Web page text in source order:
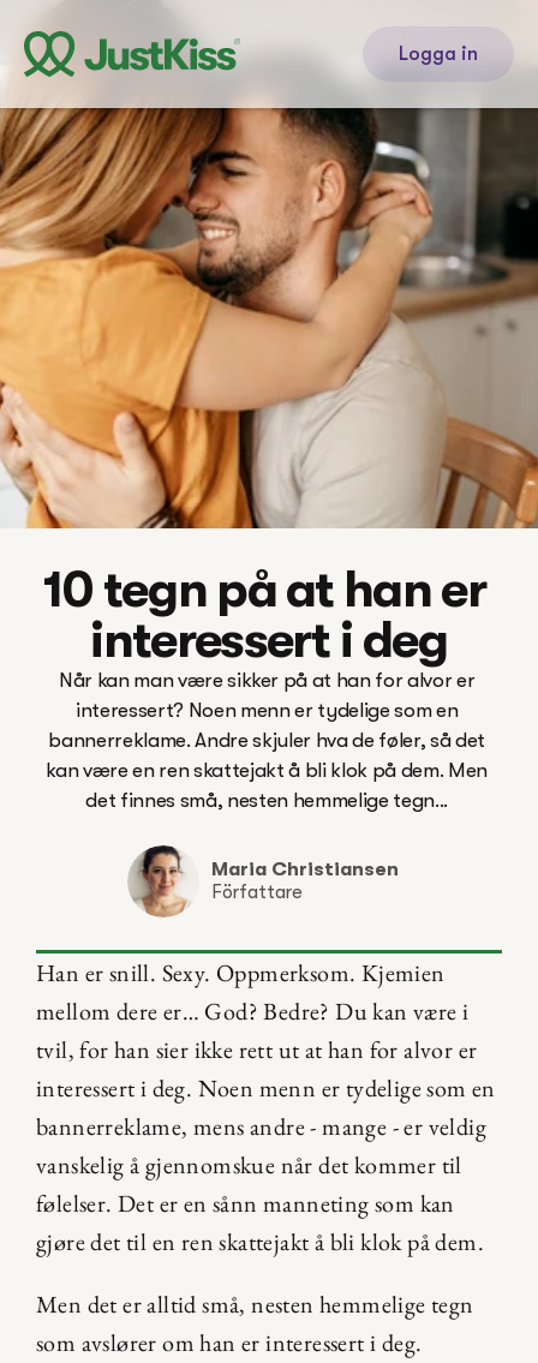
Logga in
10 tegn på at han er
interessert i deg
Når kan man være sikker på at han for alvor er
interessert? Noen menn er tydelige som en
bannerreklame. Andre skjuler hva de føler, så det
kan være en ren skattejakt å bli klok på dem. Men
det finnes små, nesten hemmelige tegn...
Maria Christiansen
Författare
Han er snill. Sexy. Oppmerksom. Kjemien
mellom dere er… God? Bedre? Du kan være i
tvil, for han sier ikke rett ut at han for alvor er
interessert i deg. Noen menn er tydelige som en
bannerreklame, mens andre - mange - er veldig
vanskelig å gjennomskue når det kommer til
følelser. Det er en sånn manneting som kan
gjøre det til en ren skattejakt å bli klok på dem.
Men det er alltid små, nesten hemmelige tegn
som avslører om han er interessert i deg.